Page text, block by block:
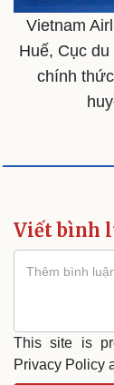
Vietnam
Huế, Cục
chính
Viết bình
This site is
Privacy Policy